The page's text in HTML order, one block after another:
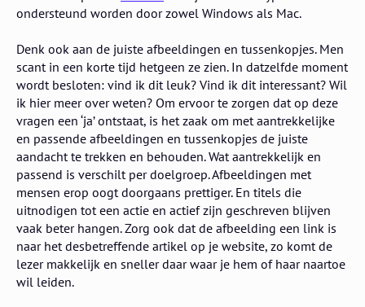
ondersteund worden door zowel Windows als Mac.
Denk ook aan de juiste afbeeldingen en tussenkopjes. Men
scant in een korte tijd hetgeen ze zien. In datzelfde moment
wordt besloten: vind ik dit leuk? Vind ik dit interessant? Wil
ik hier meer over weten? Om ervoor te zorgen dat op deze
vragen een ‘ja’ ontstaat, is het zaak om met aantrekkelijke
en passende afbeeldingen en tussenkopjes de juiste
aandacht te trekken en behouden. Wat aantrekkelijk en
passend is verschilt per doelgroep. Afbeeldingen met
mensen erop oogt doorgaans prettiger. En titels die
uitnodigen tot een actie en actief zijn geschreven blijven
vaak beter hangen. Zorg ook dat de afbeelding een link is
naar het desbetreffende artikel op je website, zo komt de
lezer makkelijk en sneller daar waar je hem of haar naartoe
wil leiden.